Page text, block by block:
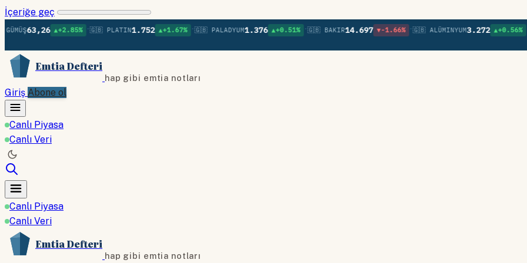
İçeriğe geç
63,26 ▲+2.85% • 🇬🇧 PLATIN1.752 ▲+1.67% • 🇬🇧 PALADYUM1.376 ▲+0.51% •🇬🇧 BAKIR 14.697 ▼-1.66% • 🇬🇧 ALÜMINYUM3.272 ▲+0.56% •🇬🇧
Emtia Defteri
hap gibi emtia notları
Giriş Abone ol
Canlı Piyasa
Canlı Veri
Canlı Piyasa
Canlı Veri
Emtia Defteri
hap gibi emtia notları